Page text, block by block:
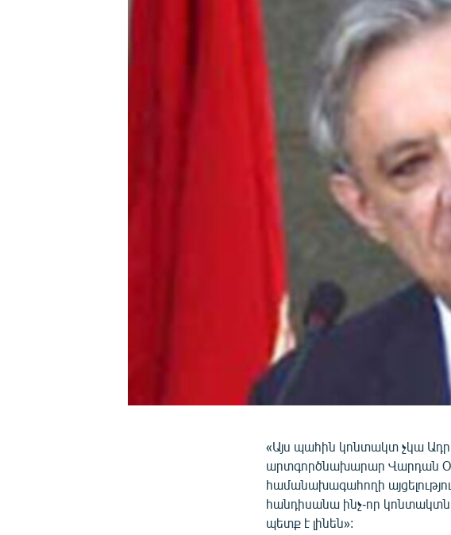
«Այս պահին կոնտակտ չկա
արտգործնախարար Վարդան
համանախագահողի
հանդիսանա ինչ-որ
պետք է լինեն»: